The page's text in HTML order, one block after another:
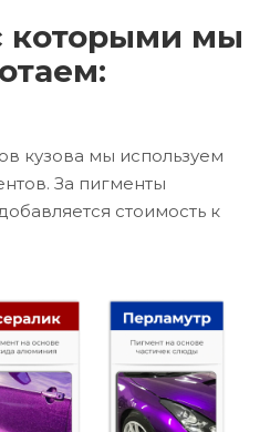
которыми мы
кузова мы используем
За пигменты
стоимость к